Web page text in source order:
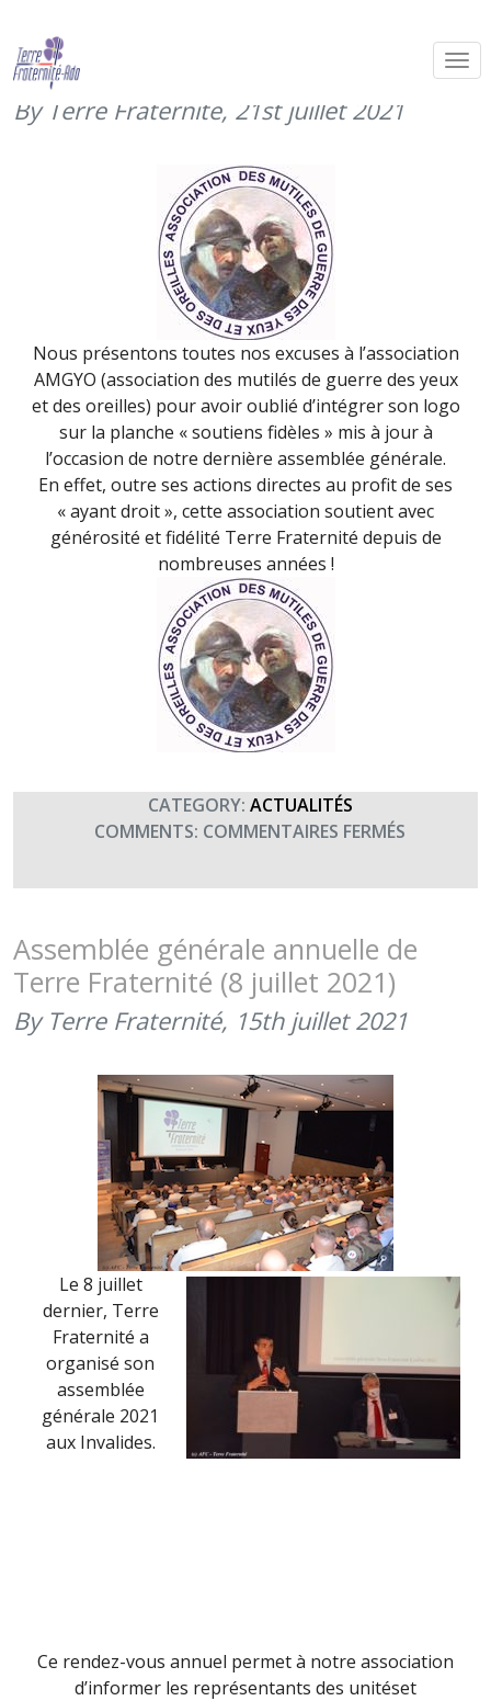
Toutes nos excuses à l’association
AMGYO… (juillet 2021)
By Terre Fraternité, 21st juillet 2021
Nous présentons toutes nos excuses à l’association
AMGYO (association des mutilés de guerre des yeux
et des oreilles) pour avoir oublié d’intégrer son logo
sur la planche « soutiens fidèles » mis à jour à
l’occasion de notre dernière assemblée générale.
En effet, outre ses actions directes au profit de ses
« ayant droit », cette association soutient avec
générosité et fidélité Terre Fraternité depuis de
nombreuses années !
CATEGORY: ACTUALITÉS
COMMENTS: COMMENTAIRES FERMÉS
NOS
(JUILLET
Assemblée générale annuelle de
Terre Fraternité (8 juillet 2021)
By Terre Fraternité, 15th juillet 2021
Le 8 juillet
dernier, Terre
Fraternité a
organisé son
assemblée
générale 2021
aux Invalides.
Ce rendez-vous annuel permet à notre association
d’informer les représentants des unitéset